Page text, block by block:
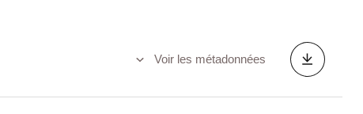
Voir les métadonnées